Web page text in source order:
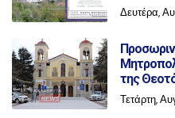
Δευτέρα,
της
Τετάρτη,